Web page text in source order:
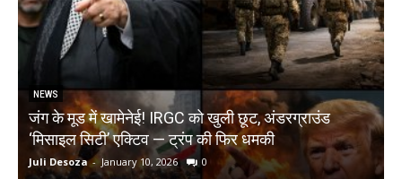
NEWS
जंग के मूड में खामेनेई! IRGC को खुली छूट, अंडरग्राउंड
‘मिसाइल सिटी’ एक्टिव — ट्रंप की फिर धमकी
Juli Desoza - January 10, 2026 0